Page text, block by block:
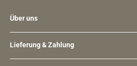
Über uns
Lieferung & Zahlung